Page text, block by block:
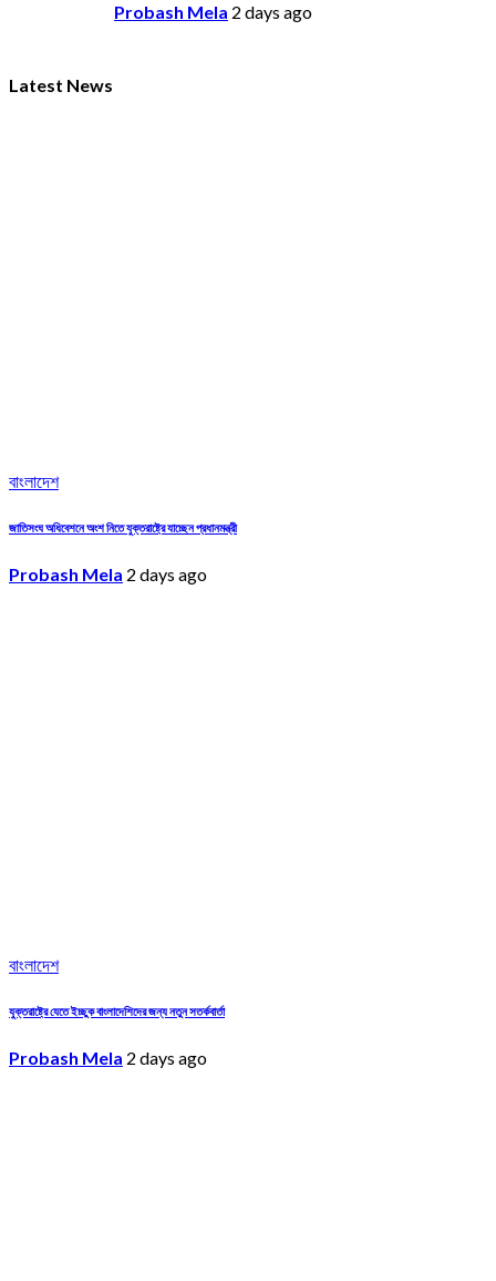
Probash Mela 2 days ago
Latest News
বাংলাদেশ
জাতিসংঘ অধিবেশনে অংশ নিতে যুক্তরাষ্ট্রে যাচ্ছেন প্রধানমন্ত্রী
Probash Mela 2 days ago
বাংলাদেশ
যুক্তরাষ্ট্রে যেতে ইচ্ছুক বাংলাদেশিদের জন্য নতুন সতর্কবার্তা
Probash Mela 2 days ago